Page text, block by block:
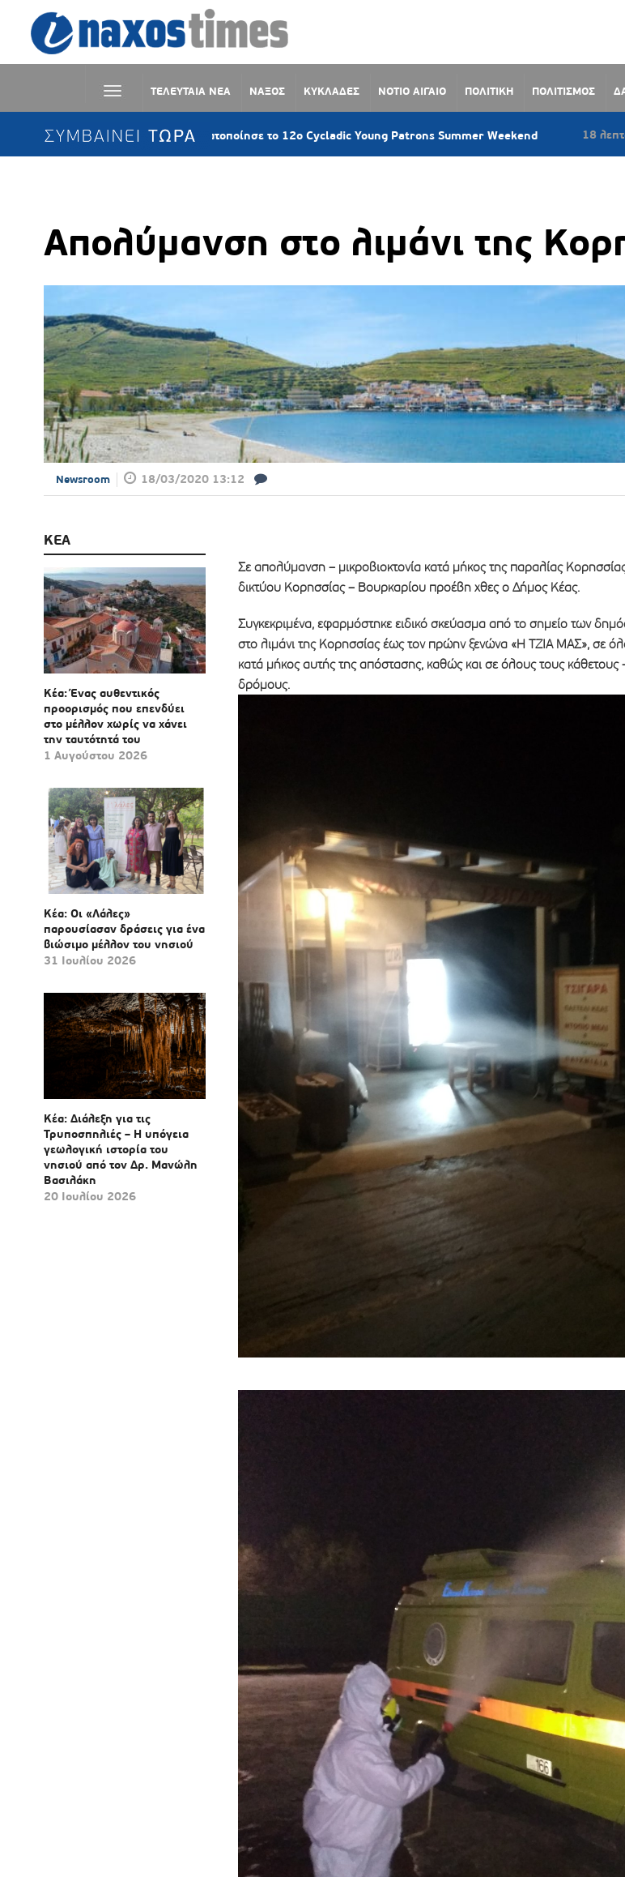
ΤΕΛΕΥΤΑΙΑ ΝΕΑ ΝΑΞΟΣ ΚΥΚΛΑΔΕΣ ΝΟΤΙΟ ΑΙΓΑΙΟ ΠΟΛΙΤΙΚΗ ΠΟΛΙΤΙΣΜΟΣ
ΣΥΜΒΑΙΝΕΙ ΤΩΡΑ
Τέχνης πραγματοποίησε το 12ο Cycladic Young Patrons Summer Weekend 18 λεπτά πριν
Απολύμανση στο λιμάνι της
Newsroom 18/03/2020 13:12
ΚΕΑ
Κέα: Ένας αυθεντικός
προορισμός που επενδύει
στο μέλλον χωρίς να χάνει
την ταυτότητά του
1 Αυγούστου 2026
Κέα: Οι «Λάλες»
παρουσίασαν δράσεις για ένα
βιώσιμο μέλλον του νησιού
31 Ιουλίου 2026
Κέα: Διάλεξη για τις
Τρυποσπηλιές – Η υπόγεια
γεωλογική ιστορία του
νησιού από τον Δρ. Μανώλη
Βασιλάκη
20 Ιουλίου 2026
Σε απολύμανση – μικροβιοκτονία κατά μήκος της παραλίας
δικτύου Κορησσίας – Βουρκαρίου προέβη χθες ο Δήμος Κέας.
Συγκεκριμένα, εφαρμόστηκε ειδικό σκεύασμα από το σημείο των
στο λιμάνι της Κορησσίας έως τον πρώην ξενώνα «Η ΤΖΙΑ ΜΑΣ», σε
κατά μήκος αυτής της απόστασης, καθώς και σε όλους τους κάθετους
δρόμους.